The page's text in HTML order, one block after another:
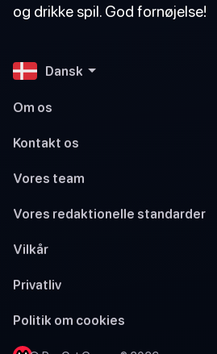
og drikke spil. God fornøjelse!
Dansk
Om os
Kontakt os
Vores team
Vores redaktionelle standarder
Vilkår
Privatliv
Politik om cookies